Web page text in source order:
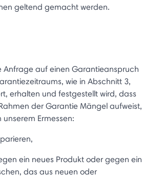
geltend gemacht werden.
Anfrage auf einen Garantieanspruch
wie in Abschnitt 3,
erhalten und festgestellt wird, dass
der Garantie Mängel aufweist,
Ermessen:
ein neues Produkt oder gegen ein
das aus neuen oder